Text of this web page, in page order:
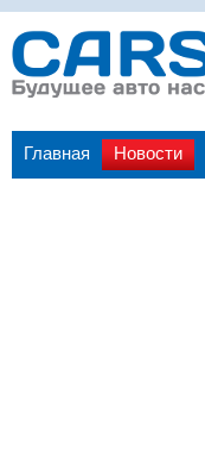
Главная Новости